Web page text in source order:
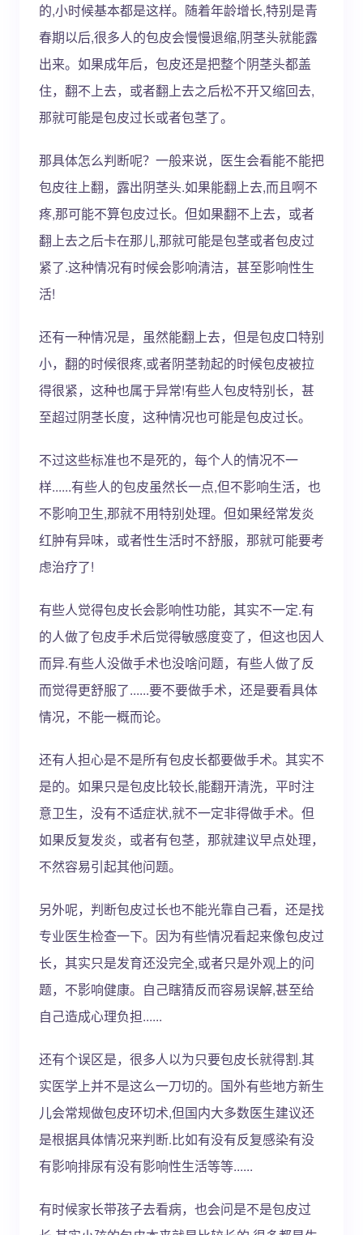
的,小时候基本都是这样。随着年龄增长,特别是青
春期以后,很多人的包皮会慢慢退缩,阴茎头就能露
出来。如果成年后，包皮还是把整个阴茎头都盖
住，翻不上去，或者翻上去之后松不开又缩回去,
那就可能是包皮过长或者包茎了。
那具体怎么判断呢？一般来说，医生会看能不能把
包皮往上翻，露出阴茎头.如果能翻上去,而且啊不
疼,那可能不算包皮过长。但如果翻不上去，或者
翻上去之后卡在那儿,那就可能是包茎或者包皮过
紧了.这种情况有时候会影响清洁，甚至影响性生
活!
还有一种情况是，虽然能翻上去，但是包皮口特别
小，翻的时候很疼,或者阴茎勃起的时候包皮被拉
得很紧，这种也属于异常!有些人包皮特别长，甚
至超过阴茎长度，这种情况也可能是包皮过长。
不过这些标准也不是死的，每个人的情况不一
样......有些人的包皮虽然长一点,但不影响生活，也
不影响卫生,那就不用特别处理。但如果经常发炎
红肿有异味，或者性生活时不舒服，那就可能要考
虑治疗了!
有些人觉得包皮长会影响性功能，其实不一定.有
的人做了包皮手术后觉得敏感度变了，但这也因人
而异.有些人没做手术也没啥问题，有些人做了反
而觉得更舒服了......要不要做手术，还是要看具体
情况，不能一概而论。
还有人担心是不是所有包皮长都要做手术。其实不
是的。如果只是包皮比较长,能翻开清洗，平时注
意卫生，没有不适症状,就不一定非得做手术。但
如果反复发炎，或者有包茎，那就建议早点处理，
不然容易引起其他问题。
另外呢，判断包皮过长也不能光靠自己看，还是找
专业医生检查一下。因为有些情况看起来像包皮过
长，其实只是发育还没完全,或者只是外观上的问
题，不影响健康。自己瞎猜反而容易误解,甚至给
自己造成心理负担......
还有个误区是，很多人以为只要包皮长就得割.其
实医学上并不是这么一刀切的。国外有些地方新生
儿会常规做包皮环切术,但国内大多数医生建议还
是根据具体情况来判断.比如有没有反复感染有没
有影响排尿有没有影响性生活等等......
有时候家长带孩子去看病，也会问是不是包皮过